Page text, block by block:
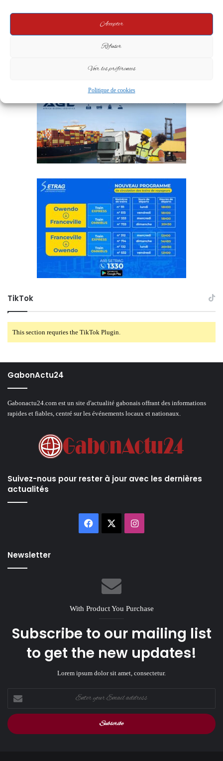
Accepter
Refuser
Voir les préférences
Politique de cookies
TikTok
This section requries the TikTok Plugin.
GabonActu24
Gabonactu24.com est un site d'actualité gabonais offrant des informations
rapides et fiables, centré sur les événements locaux et nationaux.
Suivez-nous pour rester à jour avec les dernières
actualités
Facebook Instagram
Newsletter
With Product You Purchase
Subscribe to our mailing list
to get the new updates!
Lorem ipsum dolor sit amet, consectetur.
your
Email
address